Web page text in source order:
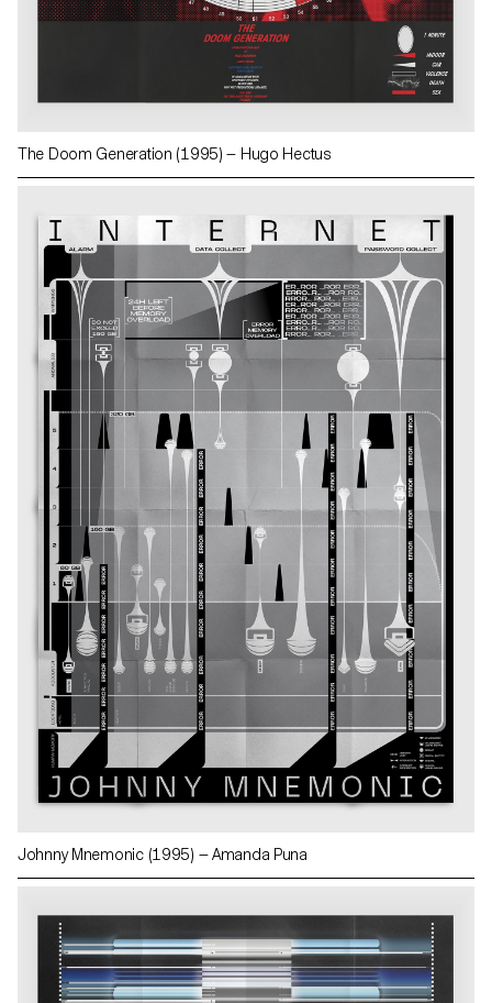
The Doom Generation (1995) — Hugo Hectus
Johnny Mnemonic (1995) — Amanda Puna